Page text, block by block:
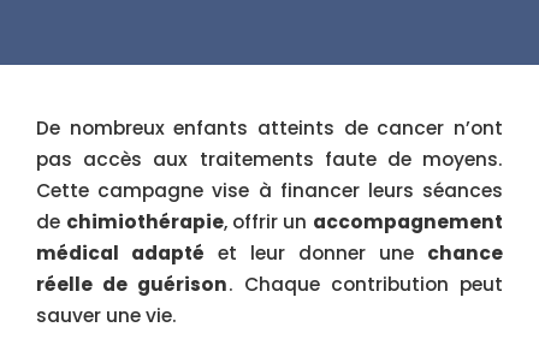
De nombreux enfants atteints de cancer n’ont
pas accès aux traitements faute de moyens.
Cette campagne vise à financer leurs séances
de chimiothérapie, offrir un accompagnement
médical adapté et leur donner une chance
réelle de guérison. Chaque contribution peut
sauver une vie.